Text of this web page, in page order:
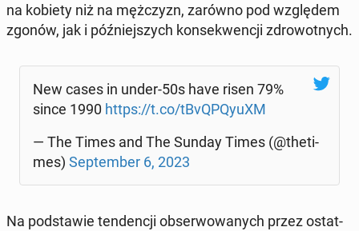
na kobiety niż na męż­czyzn, zarówno pod wzglę­dem
zgonów, jak i póź­niej­szych kon­se­kwen­cji zdro­wot­nych.
New cases in under-50s have risen 79%
since 1990 https://t.co/tBvQPQy­uXM
— The Times and The Sunday Times (@the­ti­
mes) Sep­tem­ber 6, 2023
Na pod­sta­wie ten­den­cji ob­ser­wo­wa­nych przez ostat­